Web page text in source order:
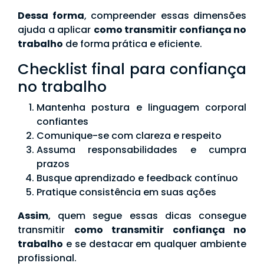
Dessa forma, compreender essas dimensões
ajuda a aplicar como transmitir confiança no
trabalho de forma prática e eficiente.
Checklist final para confiança
no trabalho
Mantenha postura e linguagem corporal
confiantes
Comunique-se com clareza e respeito
Assuma responsabilidades e cumpra
prazos
Busque aprendizado e feedback contínuo
Pratique consistência em suas ações
Assim, quem segue essas dicas consegue
transmitir como transmitir confiança no
trabalho e se destacar em qualquer ambiente
profissional.